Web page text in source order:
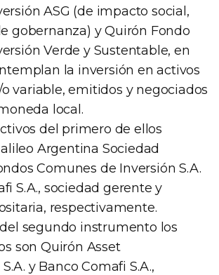
ASG (de impacto social,
gobernanza) y Quirón Fondo
Verde y Sustentable, en
la inversión en activos
variable, emitidos y negociados
local.
del primero de ellos
Argentina Sociedad
Comunes de Inversión S.A.
S.A., sociedad gerente y
respectivamente.
segundo instrumento los
son Quirón Asset
y Banco Comafi S.A.,